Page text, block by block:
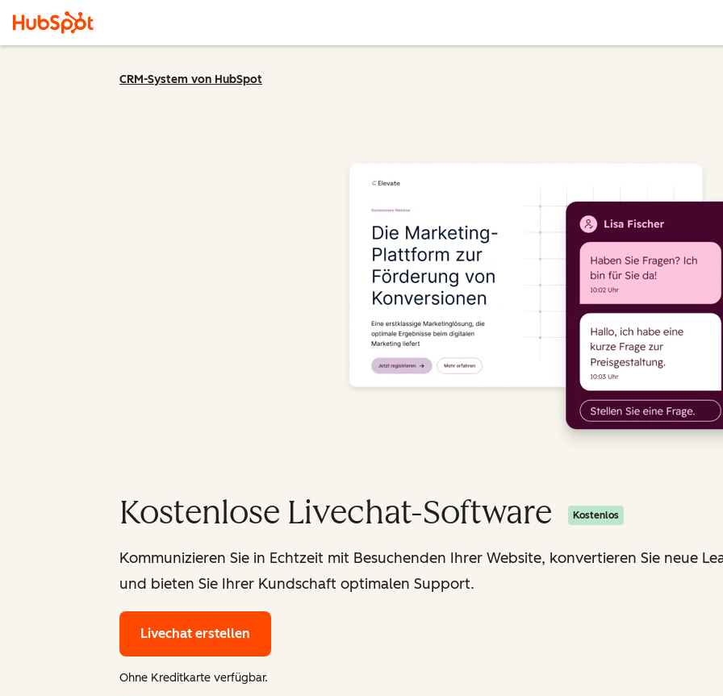
CRM-System von HubSpot
Kostenlose Livechat-Software Kostenlos
Kommunizieren Sie in Echtzeit mit Besuchenden Ihrer Website, konvertieren Sie neue
und bieten Sie Ihrer Kundschaft optimalen Support.
Livechat erstellen
Ohne Kreditkarte verfügbar.